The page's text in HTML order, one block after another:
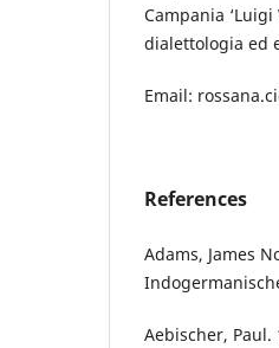
Campania
dialettologia ed
Email:
References
Adams, James
Aebischer,